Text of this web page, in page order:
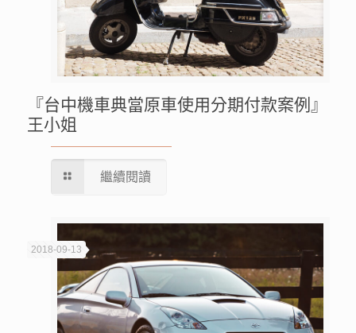
『台中機車典當原車使用分期付款案例』
王小姐
繼續閱讀
2018-09-13